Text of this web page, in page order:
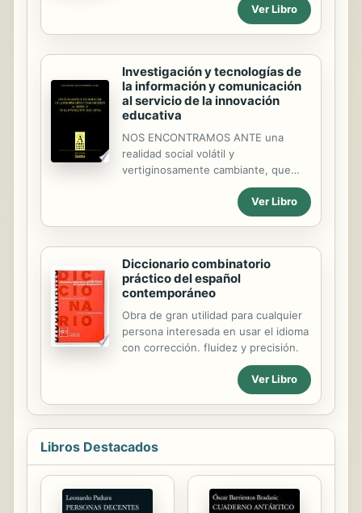
the Grand Canyon State.
Ver Libro
Investigación y tecnologías de
la información y comunicación
al servicio de la innovación
educativa
NOS ENCONTRAMOS ANTE una
realidad social volátil y
vertiginosamente cambiante, que
nos obliga a una renovación
permanente de ámbitos y
situaciones que hasta ahora parecían
evolucionaban de una forma lenta y
más o menos controlada. El rápido
desarrollo tecnológico y las nuevas y
variadas formas de comunicación en
las que estamos inmersos están
configurando y reclamando un nuevo
espacio educativo, un
replanteamiento de las finalidades de
la educación y la enseñanza. Las
instituciones educativas no pueden
permanecer al margen de esta
realidad social por...
Ver Libro
Diccionario combinatorio
práctico del español
contemporáneo
Obra de gran utilidad para cualquier
persona interesada en usar el idioma
con corrección. fluidez y precisión.
Ver Libro
Libros Destacados